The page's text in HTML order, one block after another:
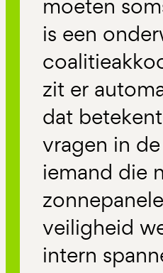
moeten
is een
zit er
dat
vragen in
iemand die
veiligheid
intern